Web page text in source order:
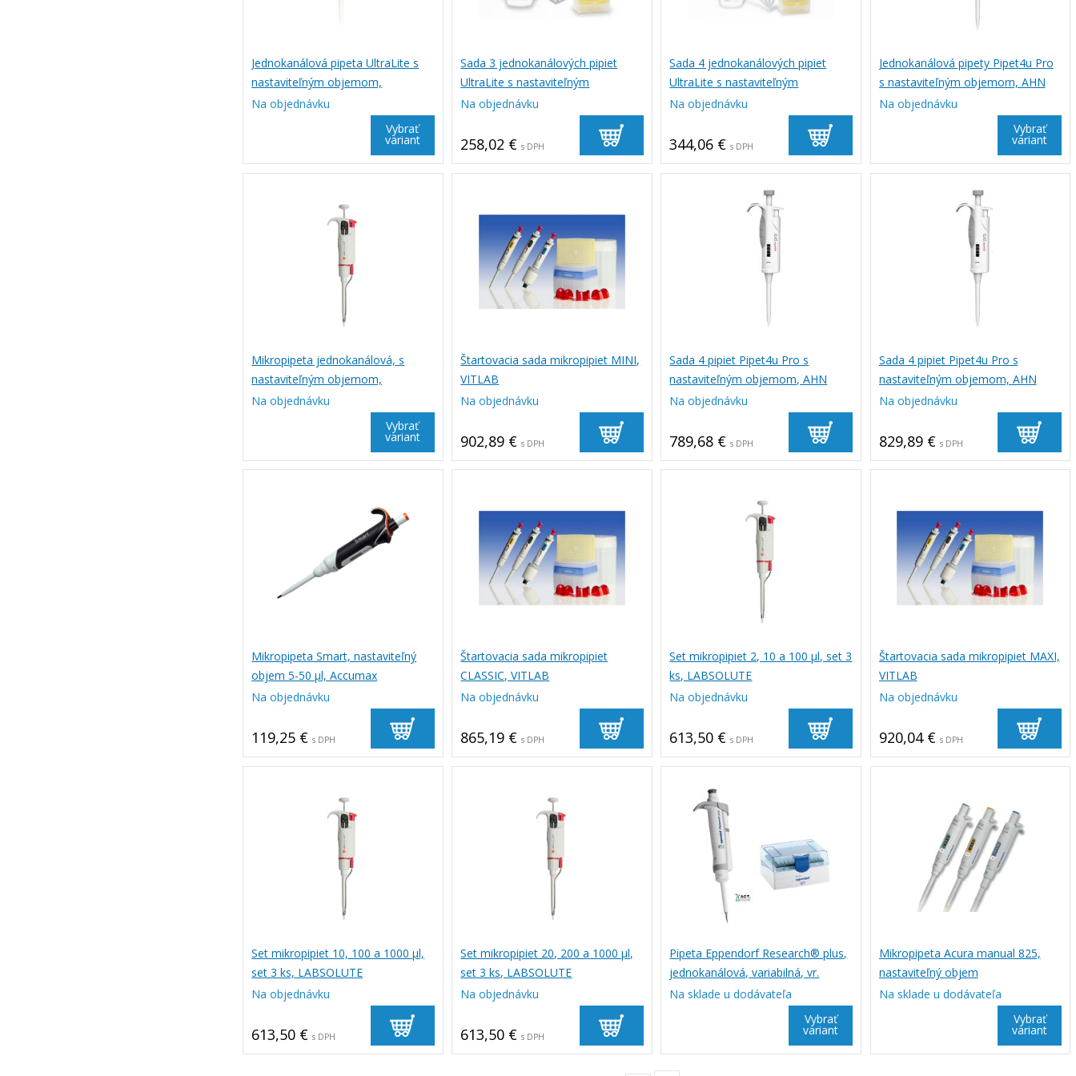
Jednokanálová pipeta UltraLite s
nastaviteľným objemom,
DIGIPETTE
Na objednávku
Vybrať
variant
Sada 3 jednokanálových pipiet
UltraLite s nastaviteľným
objemom, DIGIPETTE
Na objednávku
258,02 € s DPH
Sada 4 jednokanálových pipiet
UltraLite s nastaviteľným
objemom, DIGIPETTE
Na objednávku
344,06 € s DPH
Jednokanálová pipety Pipet4u Pro
s nastaviteľným objemom, AHN
Na objednávku
Vybrať
variant
Mikropipeta jednokanálová, s
nastaviteľným objemom,
LABSOLUTE
Na objednávku
Vybrať
variant
Štartovacia sada mikropipiet MINI,
VITLAB
Na objednávku
902,89 € s DPH
Sada 4 pipiet Pipet4u Pro s
nastaviteľným objemom, AHN
Na objednávku
789,68 € s DPH
Sada 4 pipiet Pipet4u Pro s
nastaviteľným objemom, AHN
Na objednávku
829,89 € s DPH
Mikropipeta Smart, nastaviteľný
objem 5-50 µl, Accumax
Na objednávku
119,25 € s DPH
Štartovacia sada mikropipiet
CLASSIC, VITLAB
Na objednávku
865,19 € s DPH
Set mikropipiet 2, 10 a 100 µl, set 3
ks, LABSOLUTE
Na objednávku
613,50 € s DPH
Štartovacia sada mikropipiet MAXI,
VITLAB
Na objednávku
920,04 € s DPH
Set mikropipiet 10, 100 a 1000 µl,
set 3 ks, LABSOLUTE
Na objednávku
613,50 € s DPH
Set mikropipiet 20, 200 a 1000 µl,
set 3 ks, LABSOLUTE
Na objednávku
613,50 € s DPH
Pipeta Eppendorf Research® plus,
jednokanálová, variabilná, vr.
epT.I.P.S.® Box
Na sklade u dodávateľa
Vybrať
variant
Mikropipeta Acura manual 825,
nastaviteľný objem
Na sklade u dodávateľa
Vybrať
variant